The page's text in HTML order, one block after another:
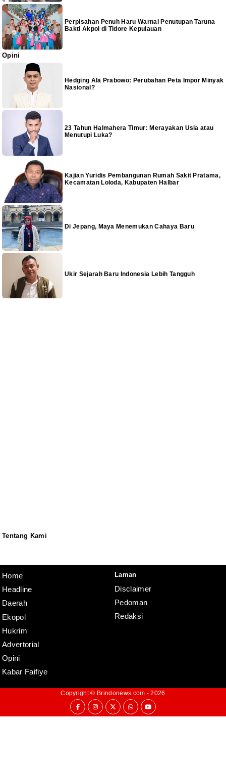
Perpisahan Penuh Haru Warnai Penutupan Taruna
Bakti Akpol di Tidore Kepulauan
Opini
Hedging Ala Prabowo: Perubahan Peta Impor Minyak
Nasional?
23 Tahun Halmahera Timur: Merayakan Usia atau
Menutupi Luka?
Kajian Yuridis Pembangunan Rumah Sakit Pratama,
Kecamatan Loloda, Kabupaten Halbar
Di Jepang, Maya Menemukan Cahaya Baru
Ukir Sejarah Baru Indonesia Lebih Tangguh
Tentang Kami
Home
Headline
Daerah
Ekopol
Hukrim
Advertorial
Opini
Kabar Faifiye
Laman
Disclaimer
Pedoman
Redaksi
Copyright © Brindonews.com - 2026